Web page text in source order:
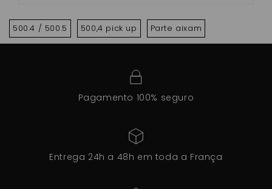
500.4 / 500.5 500,4 pick up Parte aixam
Pagamento 100% seguro
Entrega 24h a 48h em toda a França